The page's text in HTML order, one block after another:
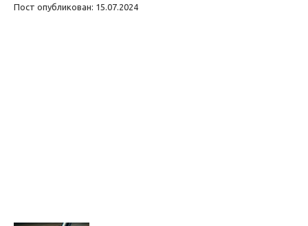
Пост опубликован: 15.07.2024